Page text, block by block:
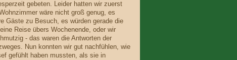
gebeten. Leider hatten wir zuerst
wäre nicht groß genug, es
Gäste zu Besuch, es würden gerade die
Reise übers Wochenende, oder wir
- das waren die Antworten der
Nun konnten wir gut nachfühlen, wie
gefühlt haben mussten, als sie in